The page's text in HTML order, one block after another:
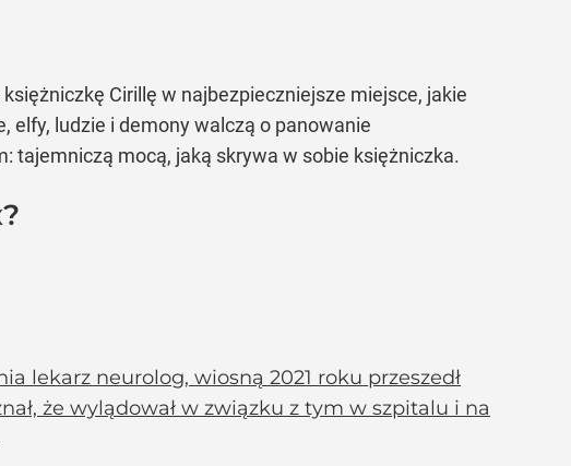
Cirillę w najbezpieczniejsze miejsce, jakie
elfy, ludzie i demony walczą o panowanie
tajemniczą mocą, jaką skrywa w sobie księżniczka.
lekarz neurolog, wiosną 2021 roku przeszedł
że wylądował w związku z tym w szpitalu i na